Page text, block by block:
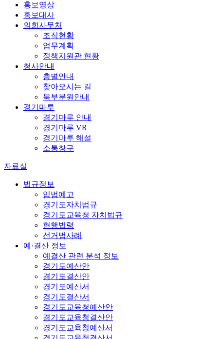
홍보영상
홍보대사
의회사무처
조직현황
업무계획
정책지원관 현황
청사안내
층별안내
찾아오시는 길
북부분원안내
경기마루
경기마루 안내
경기마루 VR
경기마루 해설
소통창구
자료실
법규정보
입법예고
경기도자치법규
경기도교육청 자치법규
현행법령
선거법사례
예·결산 정보
예결산 관련 분석 정보
경기도예산안
경기도결산안
경기도예산서
경기도결산서
경기도교육청예산안
경기도교육청결산안
경기도교육청예산서